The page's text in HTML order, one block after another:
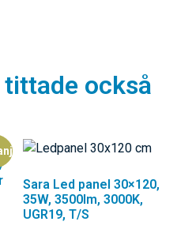
också
Sara Led panel 30×120,
35W, 3500lm, 3000K,
UGR19, T/S